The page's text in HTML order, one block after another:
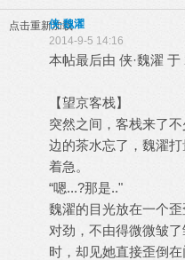
点击重新加载
侠·魏濯
2014-9-5 14:16
本帖最后由 侠·魏濯
【望京客栈】
突然之间，客栈来了
边的茶水忘了，魏濯
着急。
“嗯...?那是.."
魏濯的目光放在一个
对劲，不由得微微皱
时，却见她直接歪倒